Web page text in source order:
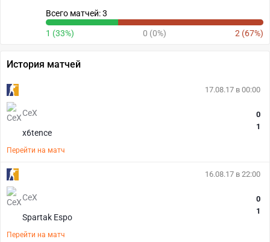
Всего матчей: 3
1 (33%) 0 (0%) 2 (67%)
История матчей
17.08.17 в 00:00
CeX
x6tence
0
1
Перейти на матч
16.08.17 в 22:00
CeX
Spartak Espo
0
1
Перейти на матч